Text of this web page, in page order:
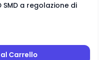
a regolazione di
Carrello